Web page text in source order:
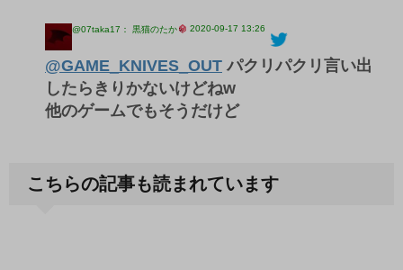
@07taka17： 黒猫のたか 2020-09-17 13:26
@GAME_KNIVES_OUT パクリパクリ言い出
したらきりかないけどねw
他のゲームでもそうだけど
こちらの記事も読まれています